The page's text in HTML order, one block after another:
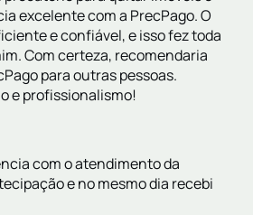
excelente com a PrecPago. O
e confiável, e isso fez toda
Com certeza, recomendaria
para outras pessoas.
e profissionalismo!
com o atendimento da
e no mesmo dia recebi